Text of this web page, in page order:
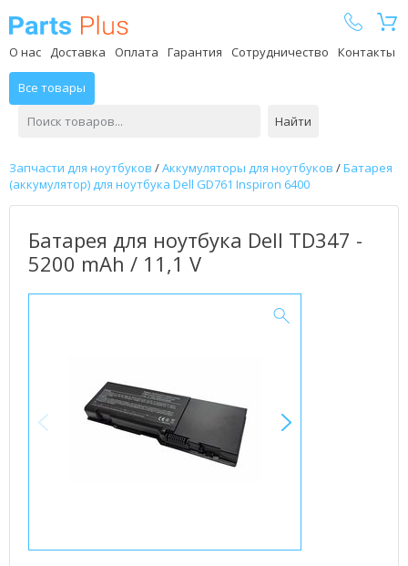
О нас Доставка Оплата Гарантия Сотрудничество Контакты
Все товары
Найти
Запчасти для ноутбуков /Аккумуляторы для ноутбуков /Батарея
(аккумулятор) для ноутбука Dell GD761 Inspiron 6400
Батарея для ноутбука Dell TD347 -
5200 mAh / 11,1 V